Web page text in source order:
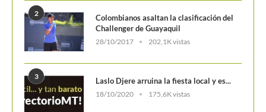
2
Colombianos asaltan la clasificación del
Challenger de Guayaquil
28/10/2017 202,1K vistas
3 Laslo Djere arruina la fiesta local y es...
18/10/2020 175,6K vistas